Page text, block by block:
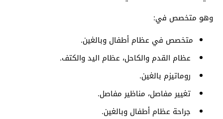
وهو متخصص في:
متخصص في عظام أطفال وبالغين.
عظام القدم والكاحل، عظام اليد والكتف.
روماتيزم بالغين.
تغيير مفاصل، مناظير مفاصل.
جراحة عظام أطفال وبالغين.